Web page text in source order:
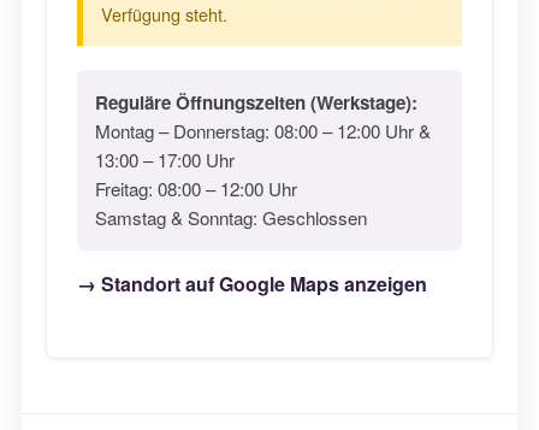
Verfügung steht.
Reguläre Öffnungszeiten (Werkstage):
Montag – Donnerstag: 08:00 – 12:00 Uhr &
13:00 – 17:00 Uhr
Freitag: 08:00 – 12:00 Uhr
Samstag & Sonntag: Geschlossen
→ Standort auf Google Maps anzeigen